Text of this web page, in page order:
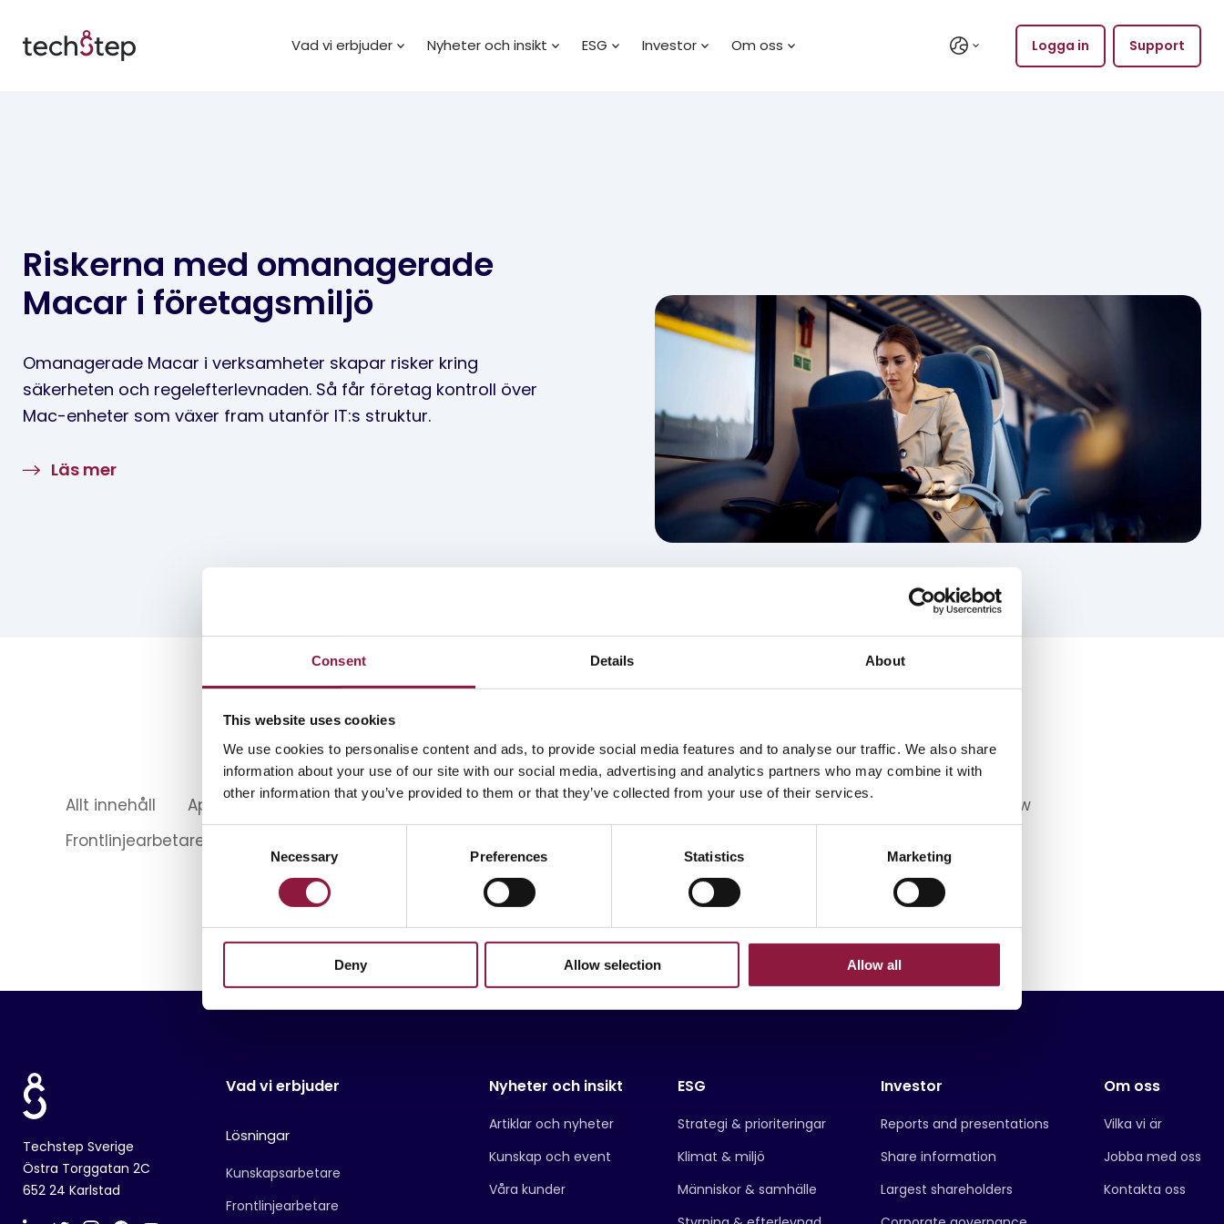
Consent Details About
This website uses cookies
We use cookies to personalise content and ads, to provide social media features and to analyse our traffic. We also share
information about your use of our site with our social media, advertising and analytics partners who may combine it with
other information that you’ve provided to them or that they’ve collected from your use of their services.
C
S
e
Necessary Preferences Statistics Marketing
Deny Allow selection Allow all
Vad vi erbjuder Nyheter och insikt ESG Investor Om oss Support
Logga in
Riskerna med omanagerade
Macar i företagsmiljö
Omanagerade Macar i verksamheter skapar risker kring
säkerheten och regelefterlevnaden. Så får företag kontroll över
Mac-enheter som växer fram utanför IT:s struktur.
Läs mer
Allt innehåll Apple Samsung Säkerhet Device Lifecycle Management Mobile Device Management
Flow
Frontlinjearbetare
Techstep Sverige
Östra Torggatan 2C
652 24 Karlstad
Vad vi erbjuder
Lösningar
Kunskapsarbetare
Frontlinjearbetare
Nyheter och insikt
Artiklar och nyheter
Kunskap och event
Våra kunder
ESG
Strategi & prioriteringar
Klimat & miljö
Människor & samhälle
Investor
Reports and presentations
Share information
Largest shareholders
Om oss
Vilka vi är
Jobba med oss
Kontakta oss